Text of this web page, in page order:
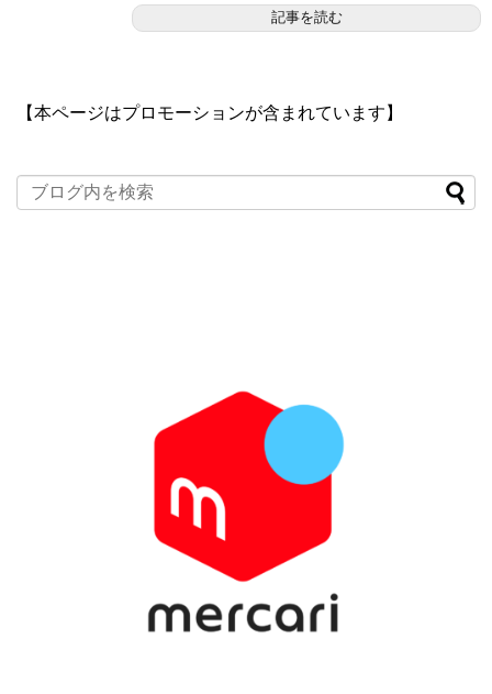
記事を読む
【本ページはプロモーションが含まれています】